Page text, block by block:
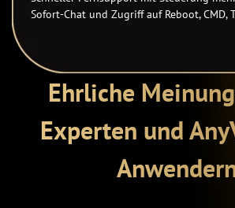
Sofort-Chat und Zugriff auf Reboot, CMD,
Ehrliche
Experten und